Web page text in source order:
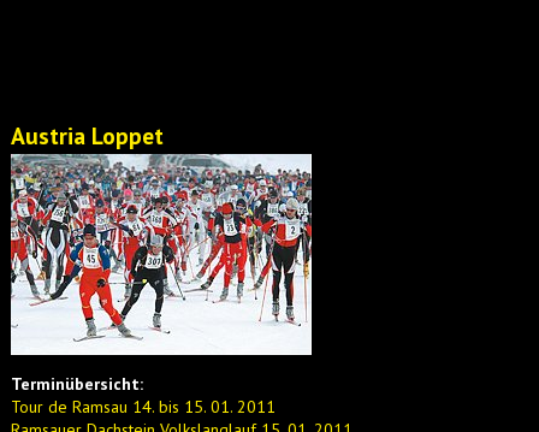
Austria Loppet
Terminübersicht:
Tour de Ramsau 14. bis 15. 01. 2011